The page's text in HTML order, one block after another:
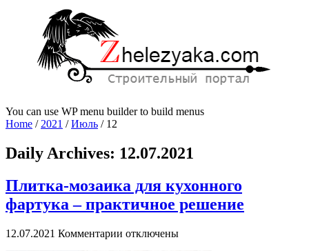
You can use WP menu builder to build menus
Home /2021 /Июль / 12
Daily Archives: 12.07.2021
Плитка-мозаика для кухонного
фартука – практичное решение
12.07.2021 Комментарии котключены